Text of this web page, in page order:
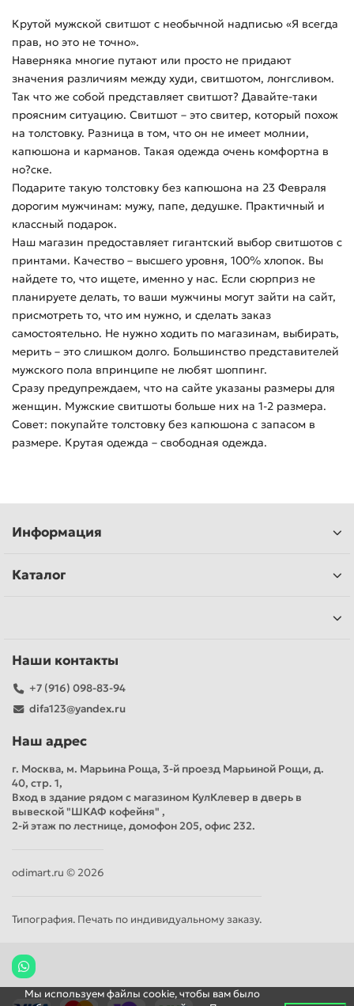
Крутой мужской свитшот с необычной надписью «Я всегда
прав, но это не точно».
Наверняка многие путают или просто не придают
значения различиям между худи, свитшотом, лонгсливом.
Так что же собой представляет свитшот? Давайте-таки
проясним ситуацию. Свитшот – это свитер, который похож
на толстовку. Разница в том, что он не имеет молнии,
капюшона и карманов. Такая одежда очень комфортна в
но?ске.
Подарите такую толстовку без капюшона на 23 Февраля
дорогим мужчинам: мужу, папе, дедушке. Практичный и
классный подарок.
Наш магазин предоставляет гигантский выбор свитшотов с
принтами. Качество – высшего уровня, 100% хлопок. Вы
найдете то, что ищете, именно у нас. Если сюрприз не
планируете делать, то ваши мужчины могут зайти на сайт,
присмотреть то, что им нужно, и сделать заказ
самостоятельно. Не нужно ходить по магазинам, выбирать,
мерить – это слишком долго. Большинство представителей
мужского пола впринципе не любят шоппинг.
Сразу предупреждаем, что на сайте указаны размеры для
женщин. Мужские свитшоты больше них на 1-2 размера.
Совет: покупайте толстовку без капюшона с запасом в
размере. Крутая одежда – свободная одежда.
Информация
Каталог
Наши контакты
+7 (916) 098-83-94
difa123@yandex.ru
Наш адрес
г. Москва, м. Марьина Роща, 3-й проезд Марьиной Рощи, д.
40, стр. 1,
Вход в здание рядом с магазином КулКлевер в дверь в
вывеской "ШКАФ кофейня" ,
2-й этаж по лестнице, домофон 205, офис 232.
odimart.ru © 2026
Типография. Печать по индивидуальному заказу.
Мы используем файлы cookie, чтобы вам было